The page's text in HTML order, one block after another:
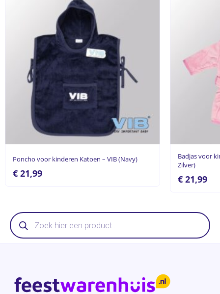
Poncho voor kinderen Katoen – VIB (Navy)
€ 21,99
Badjas voor
Zilver)
€ 21,99
Producten
zoeken